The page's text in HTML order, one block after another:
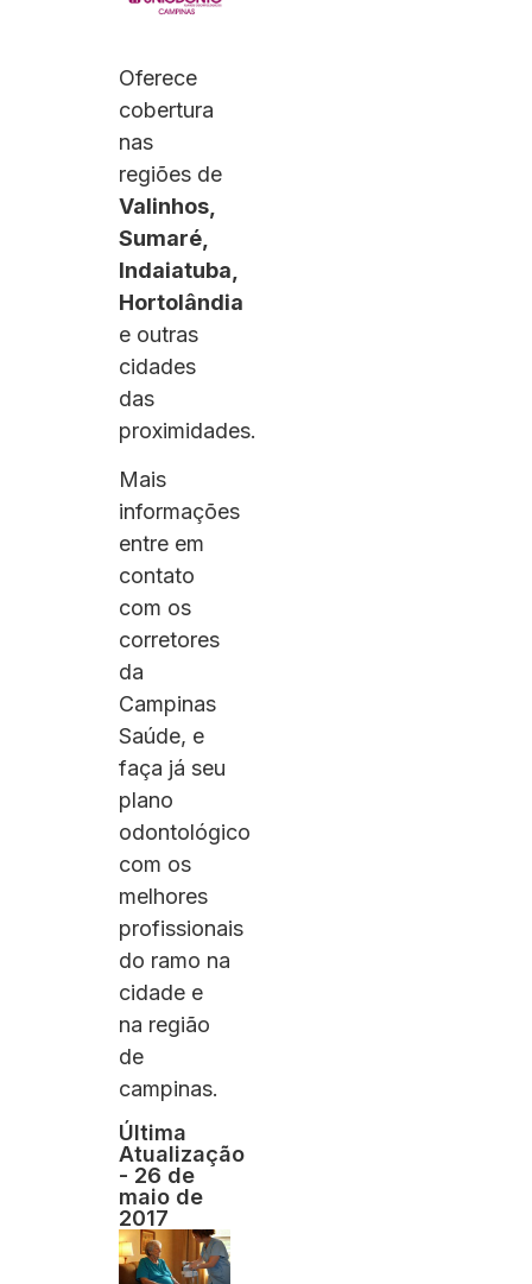
Oferece
cobertura
nas
regiões de
Valinhos,
Sumaré,
Indaiatuba,
Hortolândia
e outras
cidades
das
proximidades.
Mais
informações
entre em
contato
com os
corretores
da
Campinas
Saúde, e
faça já seu
plano
odontológico
com os
melhores
profissionais
do ramo na
cidade e
na região
de
campinas.
Última
Atualização
- 26 de
maio de
2017